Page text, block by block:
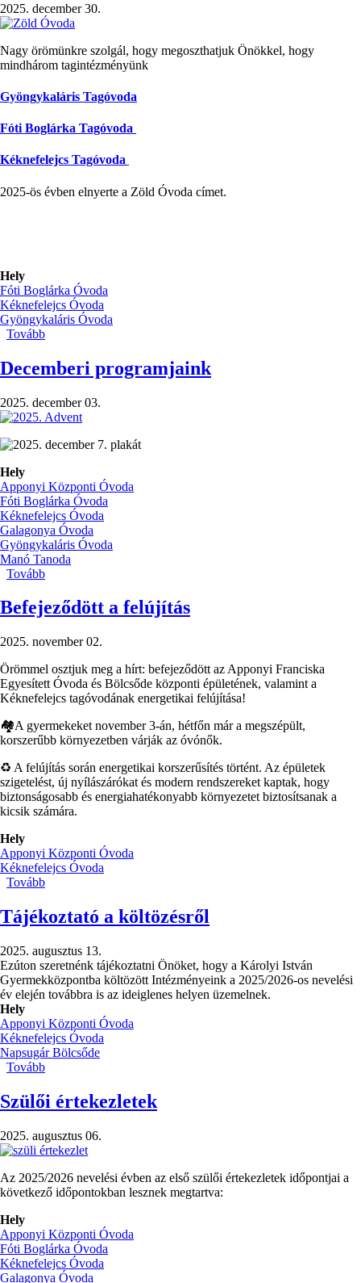
elnyerése
-
Tagóvoda)
2025. december 30.
Nagy örömünkre szolgál, hogy megoszthatjuk Önökkel, hogy
mindhárom tagintézményünk
Gyöngykaláris Tagóvoda
Fóti Boglárka Tagóvoda
Kéknefelejcs Tagóvoda
2025-ös évben elnyerte a Zöld Óvoda címet.
Hely
Fóti Boglárka Óvoda
Kéknefelejcs Óvoda
Gyöngykaláris Óvoda
Tovább
Óvoda
címeket
Decemberi programjaink
2025. december 03.
Hely
Apponyi Központi Óvoda
Fóti Boglárka Óvoda
Kéknefelejcs Óvoda
Galagonya Óvoda
Gyöngykaláris Óvoda
Manó Tanoda
Tovább
Befejeződött a felújítás
2025. november 02.
Örömmel osztjuk meg a hírt: befejeződött az Apponyi Franciska
Egyesített Óvoda és Bölcsőde központi épületének, valamint a
Kéknefelejcs tagóvodának energetikai felújítása!
🏘️A gyermekeket november 3-án, hétfőn már a megszépült,
korszerűbb környezetben várják az óvónők.
♻️ A felújítás során energetikai korszerűsítés történt. Az épületek
szigetelést, új nyílászárókat és modern rendszereket kaptak, hogy
biztonságosabb és energiahatékonyabb környezetet biztosítsanak a
kicsik számára.
Hely
Apponyi Központi Óvoda
Kéknefelejcs Óvoda
Tovább
felújítás
)
Tájékoztató a költözésről
2025. augusztus 13.
Ezúton szeretnénk tájékoztatni Önöket, hogy a Károlyi István
Gyermekközpontba költözött Intézményeink a 2025/2026-os nevelési
év elején továbbra is az ideiglenes helyen üzemelnek.
Hely
Apponyi Központi Óvoda
Kéknefelejcs Óvoda
Napsugár Bölcsőde
Tovább
költözésről)
Szülői értekezletek
2025. augusztus 06.
Az 2025/2026 nevelési évben az első szülői értekezletek időpontjai a
következő időpontokban lesznek megtartva:
Hely
Apponyi Központi Óvoda
Fóti Boglárka Óvoda
Kéknefelejcs Óvoda
Galagonya Óvoda